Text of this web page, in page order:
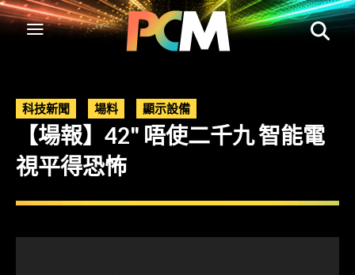
科技新聞 場料 顯示設備
【場報】42" 唔使二千九 智能電
視平得恐怖